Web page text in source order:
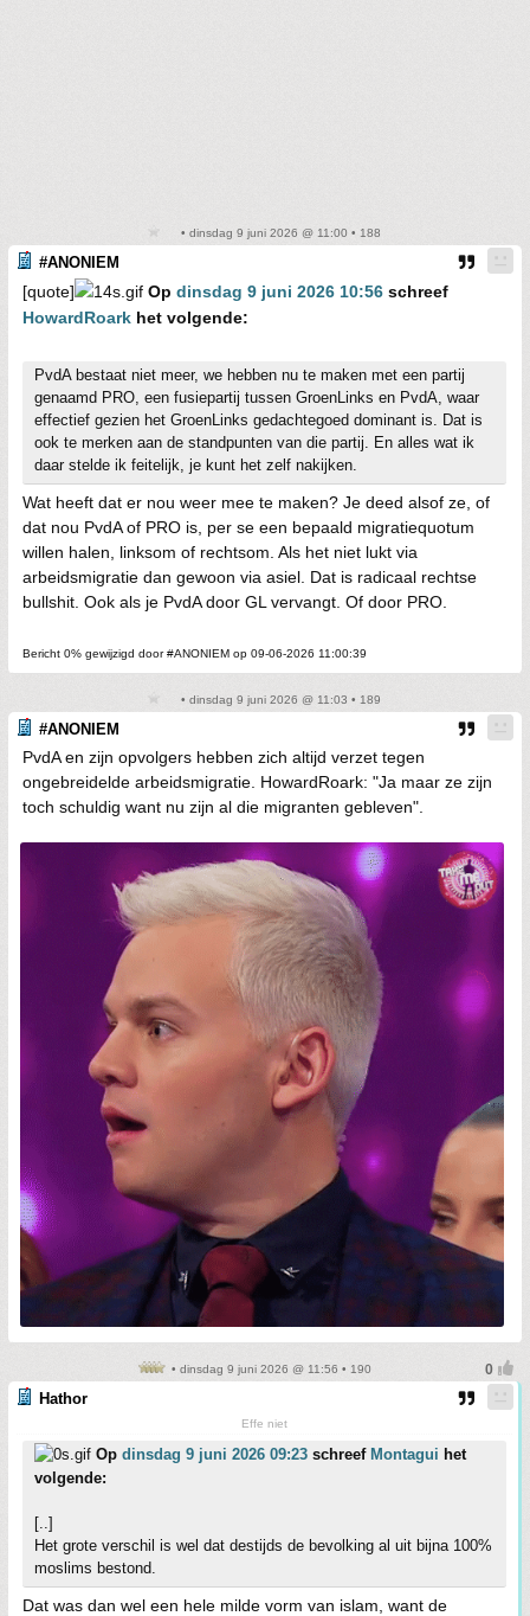
• dinsdag 9 juni 2026 @ 11:00 • 188
#ANONIEM
[quote] Op dinsdag 9 juni 2026 10:56 schreef
HowardRoark het volgende:
PvdA bestaat niet meer, we hebben nu te maken met een partij
genaamd PRO, een fusiepartij tussen GroenLinks en PvdA, waar
effectief gezien het GroenLinks gedachtegoed dominant is. Dat is
ook te merken aan de standpunten van die partij. En alles wat ik
daar stelde ik feitelijk, je kunt het zelf nakijken.
Wat heeft dat er nou weer mee te maken? Je deed alsof ze, of
dat nou PvdA of PRO is, per se een bepaald migratiequotum
willen halen, linksom of rechtsom. Als het niet lukt via
arbeidsmigratie dan gewoon via asiel. Dat is radicaal rechtse
bullshit. Ook als je PvdA door GL vervangt. Of door PRO.
Bericht 0% gewijzigd door #ANONIEM op 09-06-2026 11:00:39
• dinsdag 9 juni 2026 @ 11:03 • 189
#ANONIEM
PvdA en zijn opvolgers hebben zich altijd verzet tegen
ongebreidelde arbeidsmigratie. HowardRoark: "Ja maar ze zijn
toch schuldig want nu zijn al die migranten gebleven".
• dinsdag 9 juni 2026 @ 11:56 • 190
Hathor
Effe niet
Op dinsdag 9 juni 2026 09:23 schreef Montagui het
volgende:
[..]
Het grote verschil is wel dat destijds de bevolking al uit bijna 100%
moslims bestond.
Dat was dan wel een hele milde vorm van islam, want de